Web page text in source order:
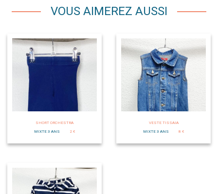
VOUS AIMEREZ AUSSI
SHORT ORCHESTRA
MIXTE 3 ANS
2 €
VESTE TISSAIA
MIXTE 3 ANS
8 €